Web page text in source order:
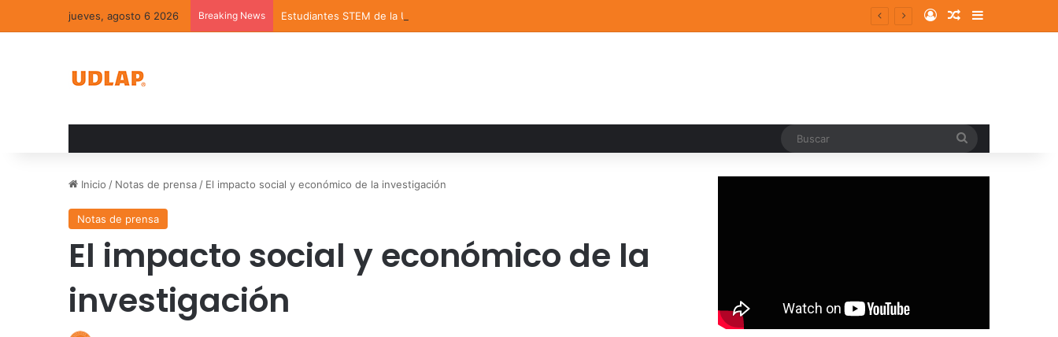
jueves, agosto 6 2026 Breaking News Estudiantes STEM de la UDLAP destacan en el MUTVI 2026 Log InRandom Article
Sidebar
Inicio / Notas de prensa / El impacto social y económico de la investigación
Notas de prensa
El impacto social y económico de la
investigación